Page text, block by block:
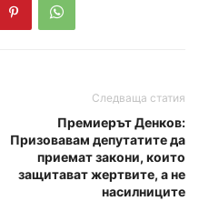
Следваща статия
Премиерът Денков:
Призовавам депутатите да
приемат закони, които
защитават жертвите, а не
насилниците